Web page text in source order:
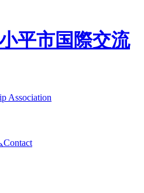
平市国際交流
Association
Contact